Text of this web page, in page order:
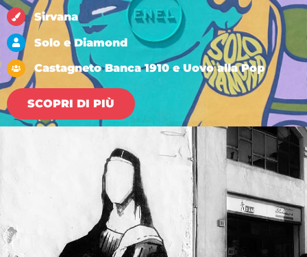
Sirvana
Solo e Diamond
Castagneto Banca 1910 e Uovo alla Pop
SCOPRI DI PIÙ